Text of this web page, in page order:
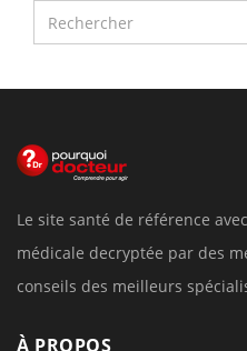
Le site santé de référence
médicale decryptée par des
conseils des meilleurs
À PROPOS